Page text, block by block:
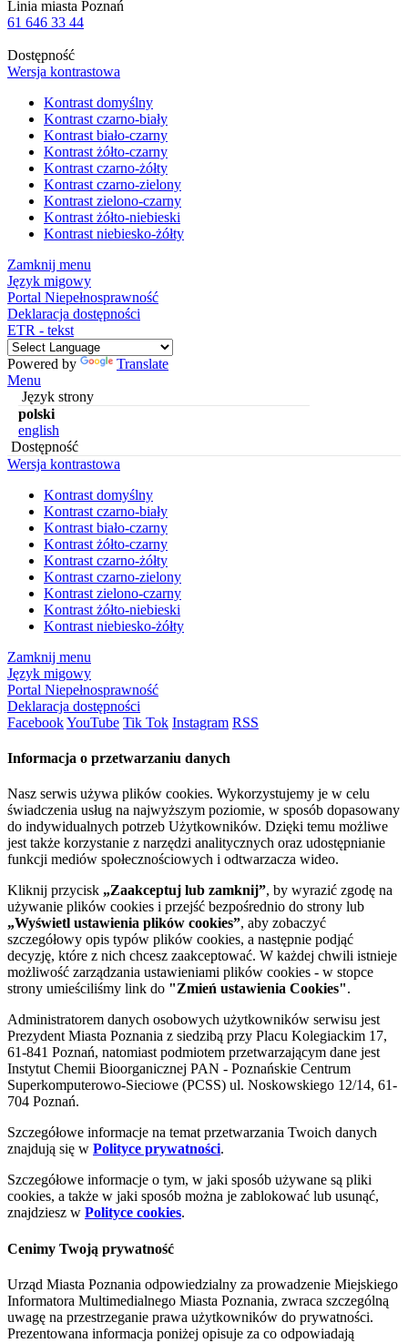
Linia miasta Poznań
61 646 33 44
Dostępność
Wersja kontrastowa
Kontrast domyślny
Kontrast czarno-biały
Kontrast biało-czarny
Kontrast żółto-czarny
Kontrast czarno-żółty
Kontrast czarno-zielony
Kontrast zielono-czarny
Kontrast żółto-niebieski
Kontrast niebiesko-żółty
Zamknij menu
Język migowy
Portal Niepełnosprawność
Deklaracja dostępności
ETR - tekst
Powered by
Translate
Menu
Język strony
polski
english
Dostępność
Wersja kontrastowa
Kontrast domyślny
Kontrast czarno-biały
Kontrast biało-czarny
Kontrast żółto-czarny
Kontrast czarno-żółty
Kontrast czarno-zielony
Kontrast zielono-czarny
Kontrast żółto-niebieski
Kontrast niebiesko-żółty
Zamknij menu
Język migowy
Portal Niepełnosprawność
Deklaracja dostępności
FacebookYouTube Tik Tok Instagram RSS
Informacja o przetwarzaniu danych
Nasz serwis używa plików cookies. Wykorzystujemy je w celu
świadczenia usług na najwyższym poziomie, w sposób dopasowany
do indywidualnych potrzeb Użytkowników. Dzięki temu możliwe
jest także korzystanie z narzędzi analitycznych oraz udostępnianie
funkcji mediów społecznościowych i odtwarzacza wideo.
Kliknij przycisk „Zaakceptuj lub zamknij”, by wyrazić zgodę na
używanie plików cookies i przejść bezpośrednio do strony lub
„Wyświetl ustawienia plików cookies”, aby zobaczyć
szczegółowy opis typów plików cookies, a następnie podjąć
decyzję, które z nich chcesz zaakceptować. W każdej chwili istnieje
możliwość zarządzania ustawieniami plików cookies - w stopce
strony umieściliśmy link do "Zmień ustawienia Cookies".
Administratorem danych osobowych użytkowników serwisu jest
Prezydent Miasta Poznania z siedzibą przy Placu Kolegiackim 17,
61-841 Poznań, natomiast podmiotem przetwarzającym dane jest
Instytut Chemii Bioorganicznej PAN - Poznańskie Centrum
Superkomputerowo-Sieciowe (PCSS) ul. Noskowskiego 12/14, 61-
704 Poznań.
Szczegółowe informacje na temat przetwarzania Twoich danych
znajdują się w Polityce prywatności.
Szczegółowe informacje o tym, w jaki sposób używane są pliki
cookies, a także w jaki sposób można je zablokować lub usunąć,
znajdziesz w Polityce cookies.
Cenimy Twoją prywatność
Urząd Miasta Poznania odpowiedzialny za prowadzenie Miejskiego
Informatora Multimedialnego Miasta Poznania, zwraca szczególną
uwagę na przestrzeganie prawa użytkowników do prywatności.
Prezentowana informacja poniżej opisuje za co odpowiadają